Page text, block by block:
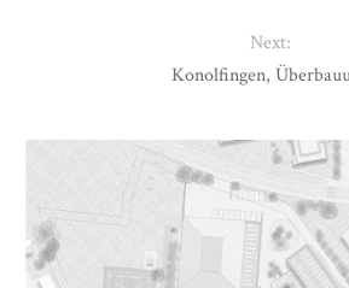
Next:
Konolfingen,